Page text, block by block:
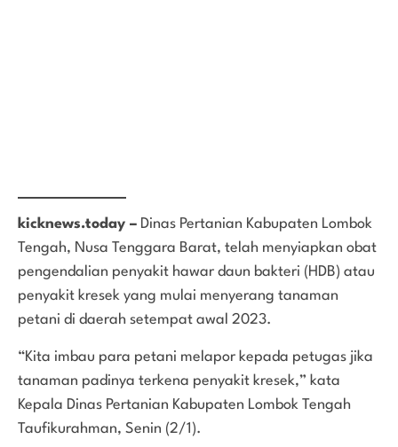
kicknews.today – Dinas Pertanian Kabupaten Lombok
Tengah, Nusa Tenggara Barat, telah menyiapkan obat
pengendalian penyakit hawar daun bakteri (HDB) atau
penyakit kresek yang mulai menyerang tanaman
petani di daerah setempat awal 2023.
“Kita imbau para petani melapor kepada petugas jika
tanaman padinya terkena penyakit kresek,” kata
Kepala Dinas Pertanian Kabupaten Lombok Tengah
Taufikurahman, Senin (2/1).